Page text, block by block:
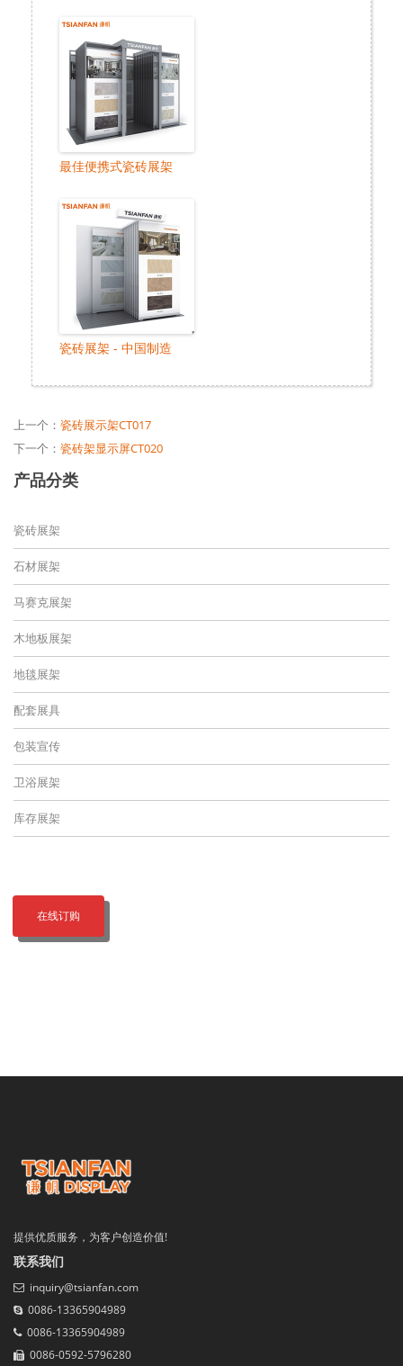
最佳便携式瓷砖展架
瓷砖展架 - 中国制造
上一个： 瓷砖展示架CT017
下一个： 瓷砖架显示屏CT020
产品分类
瓷砖展架
石材展架
马赛克展架
木地板展架
地毯展架
配套展具
包装宣传
卫浴展架
库存展架
在线订购
提供优质服务，为客户创造价值!
联系我们
inquiry@tsianfan.com
0086-13365904989
0086-13365904989
0086-0592-5796280